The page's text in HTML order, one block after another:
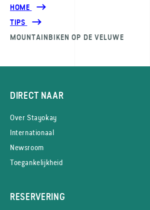
HOME
TIPS
MOUNTAINBIKEN OP DE VELUWE
DIRECT NAAR
Over Stayokay
Internationaal
Newsroom
Toegankelijkheid
RESERVERING